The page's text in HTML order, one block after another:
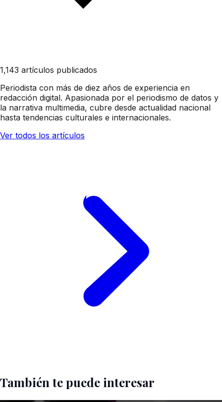
1,143 artículos publicados
Periodista con más de diez años de experiencia en
redacción digital. Apasionada por el periodismo de datos y
la narrativa multimedia, cubre desde actualidad nacional
hasta tendencias culturales e internacionales.
Ver todos los artículos
También te puede interesar